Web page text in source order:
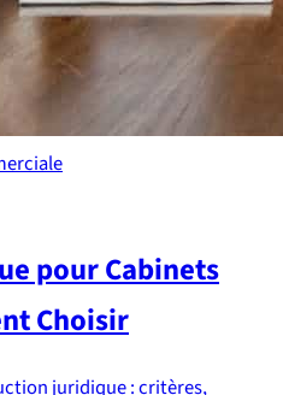
pour Cabinets
Choisir
juridique : critères,